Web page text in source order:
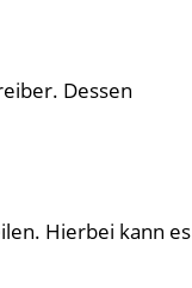
Dessen
Hierbei kann es